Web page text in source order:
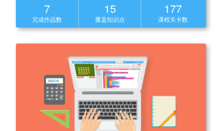
7
完成作品数
15
覆盖知识点
177
课程关卡数